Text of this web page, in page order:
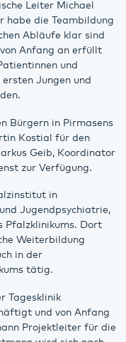
Leiter Michael
habe die Teambildung
Abläufe klar sind
Anfang an erfüllt
und
Jungen und
Bürgern in Pirmasens
Kostial für den
Geib, Koordinator
zur Verfügung.
in
Jugendpsychiatrie,
Pfalzklinikums. Dort
Weiterbildung
in der
tätig.
Tagesklinik
und von Anfang
Projektleiter für die